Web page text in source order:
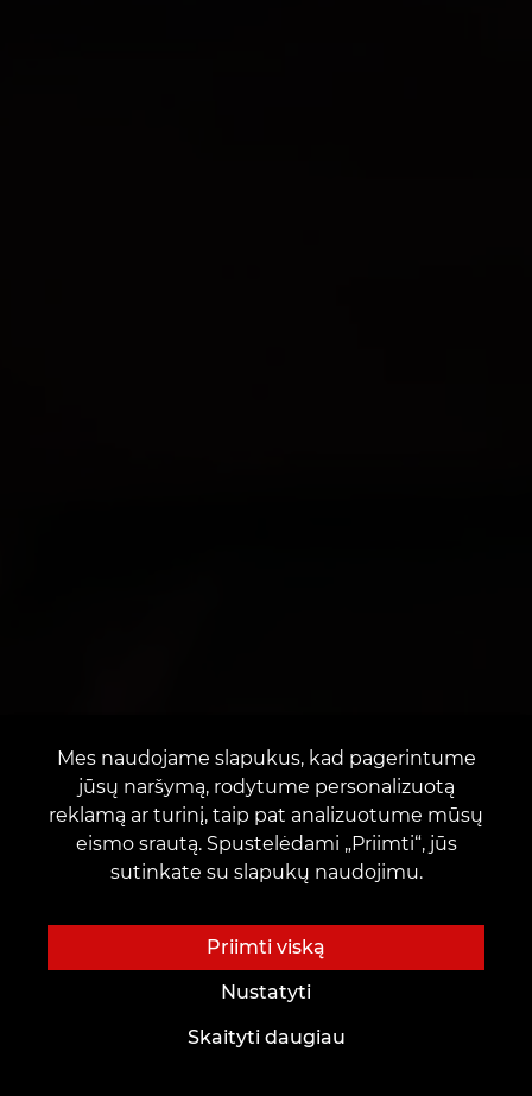
Mes naudojame slapukus, kad pagerintume
jūsų naršymą, rodytume personalizuotą
reklamą ar turinį, taip pat analizuotume mūsų
eismo srautą. Spustelėdami „Priimti“, jūs
sutinkate su slapukų naudojimu.
Priimti viską
Nustatyti
Skaityti daugiau